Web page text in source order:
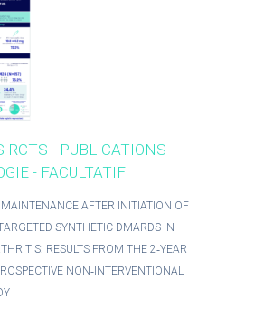
RCTS - PUBLICATIONS -
- FACULTATIF
AFTER INITIATION OF
SYNTHETIC DMARDS IN
RESULTS FROM THE 2‑YEAR
NON‑INTERVENTIONAL